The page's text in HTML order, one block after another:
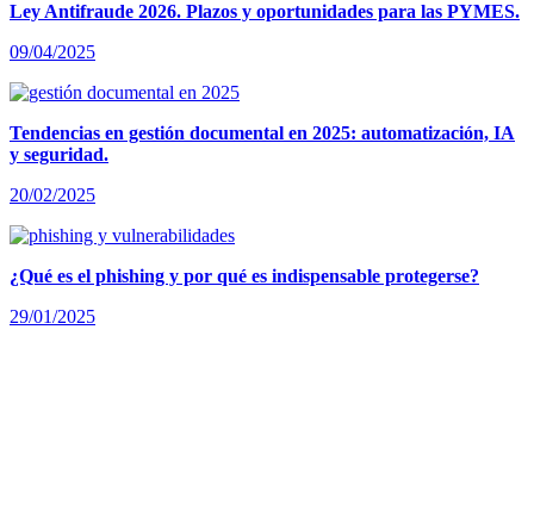
Ley Antifraude 2026. Plazos y oportunidades para las PYMES.
09/04/2025
Tendencias en gestión documental en 2025: automatización, IA
y seguridad.
20/02/2025
¿Qué es el phishing y por qué es indispensable protegerse?
29/01/2025